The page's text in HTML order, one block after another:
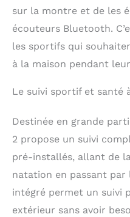
:
sur la montre et de les
écouteurs Bluetooth.
les sportifs qui
à la maison pendant
Le suivi sportif et santé
Destinée en grande
2 propose un suivi
pré-installés, allant de
natation en passant par
intégré permet un suivi
extérieur sans avoir